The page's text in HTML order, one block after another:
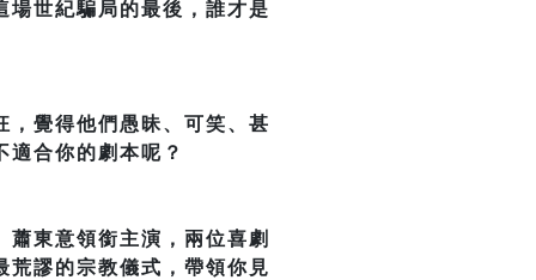
場世紀騙局的最後，誰才是
，覺得他們愚昧、可笑、甚
合你的劇本呢？
東意領銜主演，兩位喜劇
荒謬的宗教儀式，帶領你見